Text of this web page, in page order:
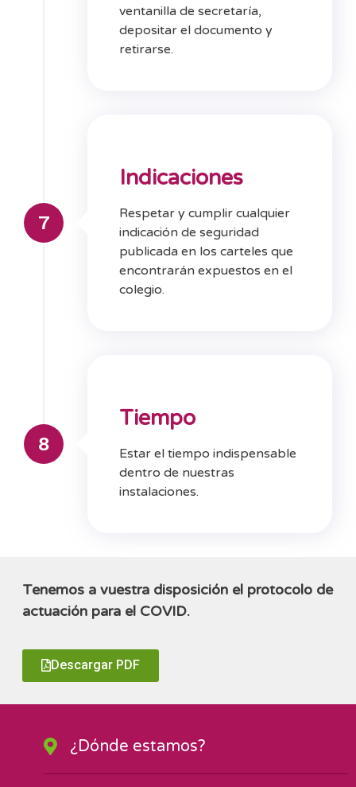
ventanilla de secretaría,
depositar el documento y
retirarse.
Indicaciones
Respetar y cumplir cualquier
indicación de seguridad
publicada en los carteles que
encontrarán expuestos en el
colegio.
7
Tiempo
Estar el tiempo indispensable
dentro de nuestras
instalaciones.
8
Tenemos a vuestra disposición el protocolo de
actuación para el COVID.
Descargar PDF
¿Dónde estamos?